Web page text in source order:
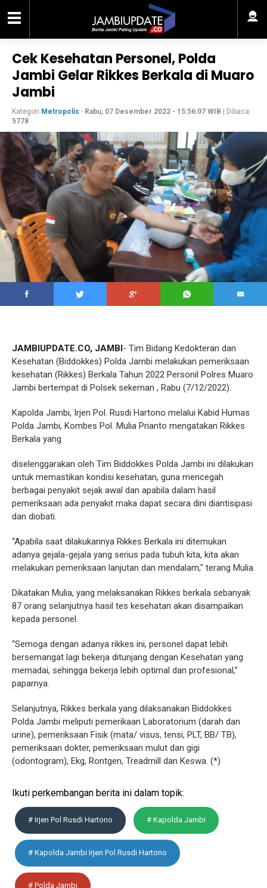
Cek Kesehatan Personel, Polda
Jambi Gelar Rikkes Berkala di Muaro
Jambi
Kategori Metropolis - Rabu, 07 Desember 2022 - 15:56:07 WIB | Dibaca:
5778
JAMBIUPDATE.CO, JAMBI- Tim Bidang Kedokteran dan
Kesehatan (Biddokkes) Polda Jambi melakukan pemeriksaan
kesehatan (Rikkes) Berkala Tahun 2022 Personil Polres Muaro
Jambi bertempat di Polsek sekernan , Rabu (7/12/2022).
Kapolda Jambi, Irjen Pol. Rusdi Hartono melalui Kabid Humas
Polda Jambi, Kombes Pol. Mulia Prianto mengatakan Rikkes
Berkala yang
diselenggarakan oleh Tim Biddokkes Polda Jambi ini dilakukan
untuk memastikan kondisi kesehatan, guna mencegah
berbagai penyakit sejak awal dan apabila dalam hasil
pemeriksaan ada penyakit maka dapat secara dini diantisipasi
dan diobati.
“Apabila saat dilakukannya Rikkes Berkala ini ditemukan
adanya gejala-gejala yang serius pada tubuh kita, kita akan
melakukan pemeriksaan lanjutan dan mendalam," terang Mulia.
Dikatakan Mulia, yang melaksanakan Rikkes berkala sebanyak
87 orang selanjutnya hasil tes kesehatan akan disampaikan
kepada personel.
“Semoga dengan adanya rikkes ini, personel dapat lebih
bersemangat lagi bekerja ditunjang dengan Kesehatan yang
memadai, sehingga bekerja lebih optimal dan profesional,”
paparnya.
Selanjutnya, Rikkes berkala yang dilaksanakan Biddokkes
Polda Jambi meliputi pemerikaan Laboratorium (darah dan
urine), pemeriksaan Fisik (mata/ visus, tensi, PLT, BB/ TB),
pemeriksaan dokter, pemeriksaan mulut dan gigi
(odontogram), Ekg, Rontgen, Treadmill dan Keswa. (*)
Ikuti perkembangan berita ini dalam topik:
# Irjen Pol Rusdi Hartono # Kapolda Jambi
# Kapolda Jambi Irjen Pol Rusdi Hartono
# Polda Jambi